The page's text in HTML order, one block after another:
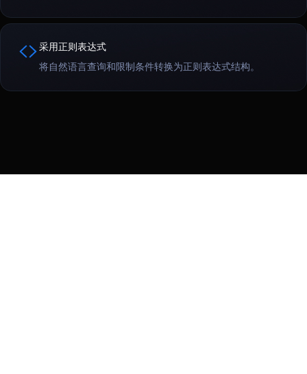
采用正则表达式
将自然语言查询和限制条件转换为正则表达式结构。